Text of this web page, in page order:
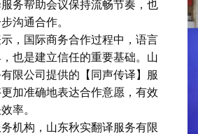
务帮助会议保持流畅节奏，也
沟通合作。
，国际商务合作过程中，语言
也是建立信任的重要基础。山
限公司提供的【同声传译】服
加准确地表达合作意愿，有效
率。
机构，山东秋实翻译服务有限